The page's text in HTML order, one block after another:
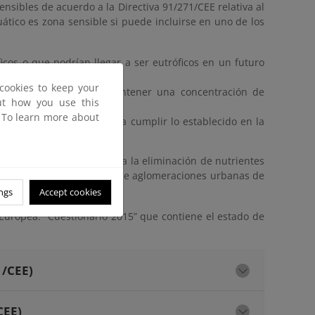
de acuerdo a la Directiva 91/271/CEE relativa al
es zona sensible si puede incluirse en uno de los
o que podrían llegar a ser eutróficos en un futuro
que podrían contener una concentración de
secundario para cumplir lo establecido en la
riguroso, que permitiera la eliminación de nutrientes
urbanas procedentes de aglomeraciones urbanas de
“Cuestionario 2015” que contiene el estado de
to keep your
how you use this
learn more about
Accept cookies